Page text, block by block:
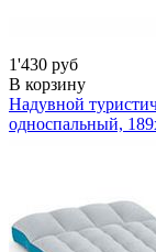
1'430 руб
В корзину
Надувной
односпальный,